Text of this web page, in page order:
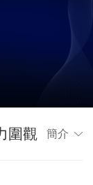
圍觀 簡介